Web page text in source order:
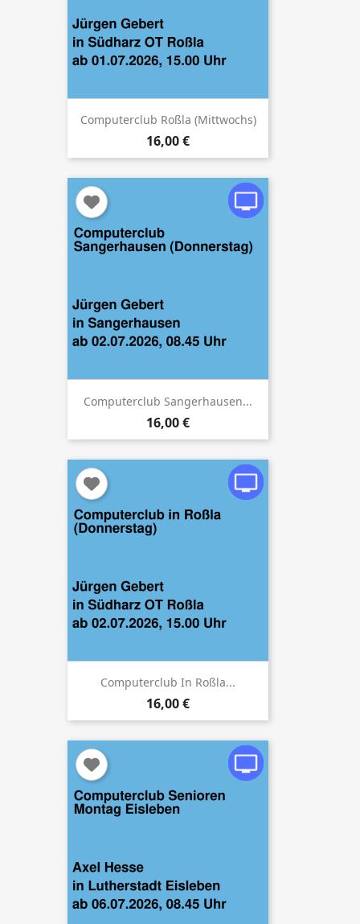
Computerclub Roßla (mittwochs)
16,00 €
Computerclub Sangerhausen...
16,00 €
Computerclub In Roßla...
16,00 €